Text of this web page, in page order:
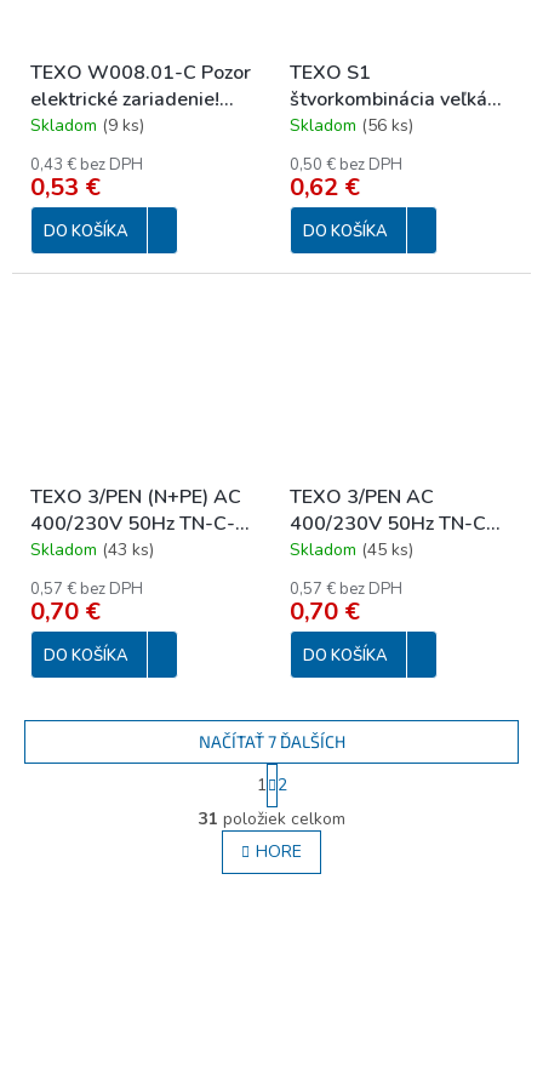
TEXO W008.01-C Pozor
elektrické zariadenie!
185x131mm
Skladom (9 ks)
0,43 € bez DPH
0,53 €
DO KOŠÍKA
TEXO S1
štvorkombinácia veľká
90x120
Skladom (56 ks)
0,50 € bez DPH
0,62 €
DO KOŠÍKA
TEXO 3/PEN (N+PE) AC
400/230V 50Hz TN-C-S
r.120x12mm
Skladom (43 ks)
0,57 € bez DPH
0,70 €
DO KOŠÍKA
TEXO 3/PEN AC
400/230V 50Hz TN-C
r.120x12mm
Skladom (45 ks)
0,57 € bez DPH
0,70 €
DO KOŠÍKA
O
v
l
á
NAČÍTAŤ 7 ĎALŠÍCH
S
t
r
á
n
k
1 2
31 položiek celkom
HORE